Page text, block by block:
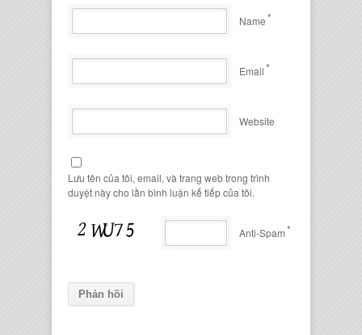
Name*
Email*
Website
Lưu tên của tôi, email, và trang web trong trình
duyệt này cho lần bình luận kế tiếp của tôi.
Anti-Spam*